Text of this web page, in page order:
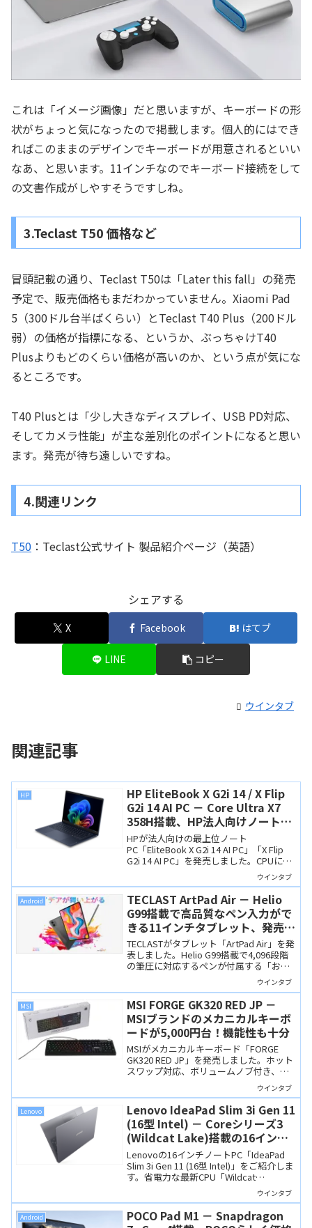
これは「イメージ画像」だと思いますが、キーボードの形
状がちょっと気になったので掲載します。個人的にはでき
ればこのままのデザインでキーボードが用意されるといい
なあ、と思います。11インチなのでキーボード接続をして
の文書作成がしやすそうですしね。
3.Teclast T50 価格など
冒頭記載の通り、Teclast T50は「Later this fall」の発売
予定で、販売価格もまだわかっていません。Xiaomi Pad
5（300ドル台半ばくらい）とTeclast T40 Plus（200ドル
弱）の価格が指標になる、というか、ぶっちゃけT40
Plusよりもどのくらい価格が高いのか、という点が気にな
るところです。
T40 Plusとは「少し大きなディスプレイ、USB PD対応、
そしてカメラ性能」が主な差別化のポイントになると思い
ます。発売が待ち遠しいですね。
4.関連リンク
T50 ：Teclast公式サイト 製品紹介ページ（英語）
シェアする
X Facebook はてブ
LINE コピー
ウインタブ
関連記事
HP
HP EliteBook X G2i 14 / X Flip
G2i 14 AI PC － Core Ultra X7
358H搭載、HP法人向けノートの
最上位モデル
HPが法人向けの最上位ノート
PC「EliteBook X G2i 14 AI PC」「X Flip
G2i 14 AI PC」を発売しました。CPUに
Core Ultra X7 358H(Panther Lake)を搭
載、強力なセキュリティ機能も備えてい
ます。
ウインタブ
Android
TECLAST ArtPad Air － Helio
G99搭載で高品質なペン入力がで
きる11インチタブレット、発売記
念セールで21,900円！
TECLASTがタブレット「ArtPad Air」を発
表しました。Helio G99搭載で4,096段階
の筆圧に対応するペンが付属する「お書
かきタブレット」です。10月20日から発
ウインタブ
MSI
MSI FORGE GK320 RED JP －
MSIブランドのメカニカルキーボ
ードが5,000円台！機能性も十分
MSIがメカニカルキーボード「FORGE
GK320 RED JP」を発売しました。ホット
スワップ対応、ボリュームノブ付き、金
属ケースなど機能性・品質も十分。価格
も5,000円台と、非常にコスパの高い製品
です。
ウインタブ
Lenovo
Lenovo IdeaPad Slim 3i Gen 11
(16型 Intel) － Coreシリーズ3
(Wildcat Lake)搭載の16インチ
スタンダードノート
Lenovoの16インチノートPC「IdeaPad
Slim 3i Gen 11 (16型 Intel)」をご紹介しま
す。省電力な最新CPU「Wildcat
Lake（Core シリーズ3）」を搭載し、高
耐久なMIL規格準拠の筐体を備えていま
す。
ウインタブ
Android
POCO Pad M1 － Snapdragon